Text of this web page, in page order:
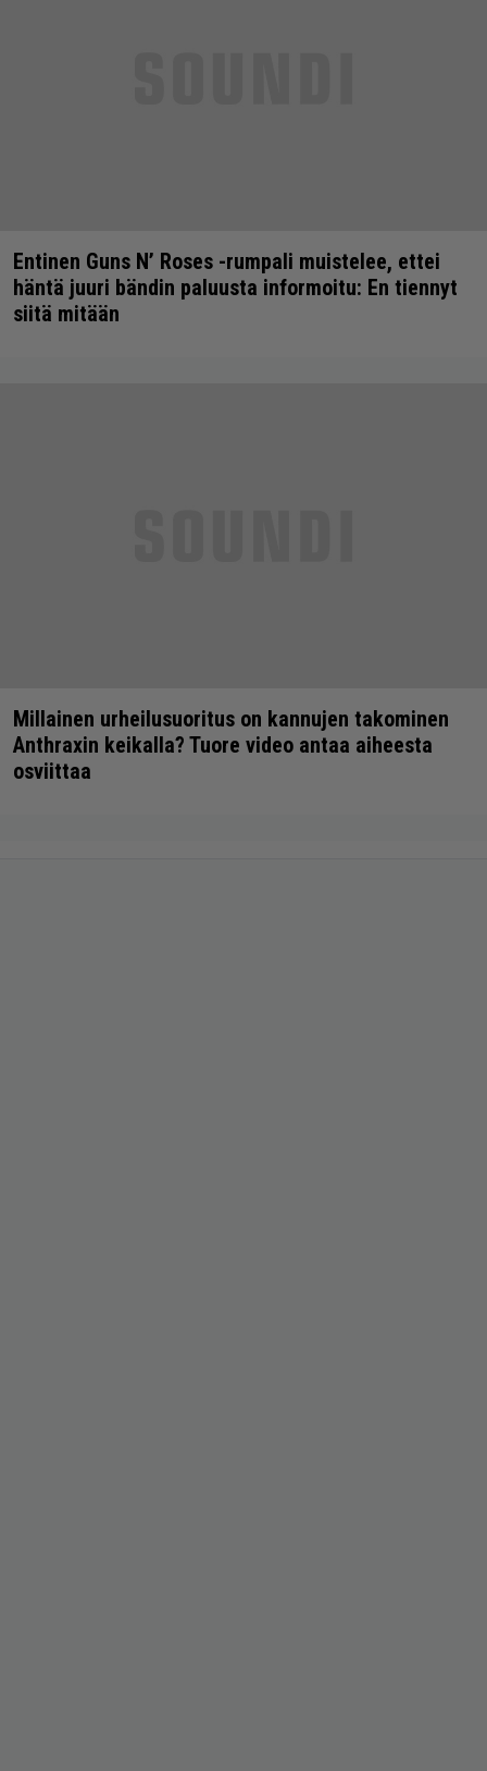
Entinen Guns N’ Roses -rumpali muistelee, ettei
häntä juuri bändin paluusta informoitu: En tiennyt
siitä mitään
Millainen urheilusuoritus on kannujen takominen
Anthraxin keikalla? Tuore video antaa aiheesta
osviittaa